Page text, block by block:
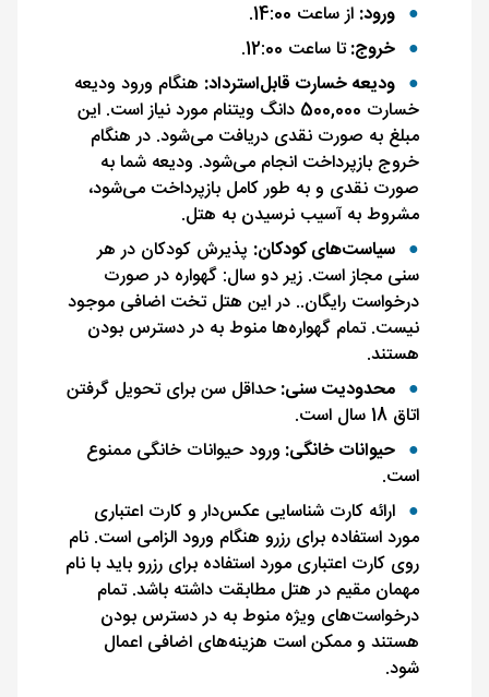
ورود: از ساعت 14:00.
خروج:تا ساعت 12:00.
ودیعه خسارت قابل‌استرداد: هنگام ورود ودیعه
خسارت 500,000 دانگ ویتنام مورد نیاز است. این
مبلغ به صورت نقدی دریافت می‌شود. در هنگام
خروج بازپرداخت انجام می‌شود. ودیعه شما به
صورت نقدی و به طور کامل بازپرداخت می‌شود،
مشروط به آسیب نرسیدن به هتل.
سیاست‌های کودکان: پذیرش کودکان در هر
سنی مجاز است. زیر دو سال: گهواره در صورت
درخواست رایگان.. در این هتل تخت اضافی موجود
نیست. تمام گهواره‌ها منوط به در دسترس بودن
هستند.
محدودیت سنی:حداقل سن برای تحویل گرفتن
اتاق 18 سال است.
حیوانات خانگی: ورود حیوانات خانگی ممنوع
است.
ارائه کارت شناسایی عکس‌دار و کارت اعتباری
مورد استفاده برای رزرو هنگام ورود الزامی است. نام
روی کارت اعتباری مورد استفاده برای رزرو باید با نام
مهمان مقیم در هتل مطابقت داشته باشد. تمام
درخواست‌های ویژه منوط به در دسترس بودن
هستند و ممکن است هزینه‌های اضافی اعمال
شود.